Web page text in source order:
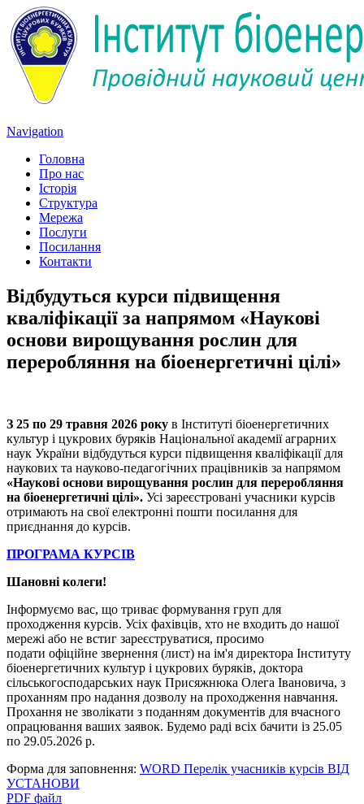
Navigation
Головна
Про нас
Історія
Структура
Мережа
Послуги
Посилання
Контакти
Відбудуться курси підвищення
кваліфікації за напрямом «Наукові
основи вирощування рослин для
переробляння на біоенергетичні цілі»
З 25 по 29 травня 2026 року в Інституті біоенергетичних
культур і цукрових буряків Національної академії аграрних
наук України відбудуться курси підвищення кваліфікації для
наукових та науково-педагогічних працівників за напрямом
«Наукові основи вирощування рослин для переробляння
на біоенергетичні цілі». Усі зареєстровані учасники курсів
отримають на свої електронні пошти посилання для
приєднання до курсів.
ПРОГРАМА КУРСІВ
Шановні колеги!
Інформуємо вас, що триває формування груп для
проходження курсів. Усіх фахівців, хто не входить до нашої
мережі або не встиг зареєструватися, просимо
подати офіційне звернення (лист) на ім'я директора Інституту
біоенергетичних культур і цукрових буряків, доктора
сільськогосподарських наук Присяжнюка Олега Івановича, з
проханням про надання дозволу на проходження навчання.
Прохання не зволікати з поданням документів для вчасного
опрацювання ваших заявок. Будемо раді всіх бачити із 25.05
по 29.05.2026 р.
Форма для заповнення: WORD Перелік учасників курсів ВІД
УСТАНОВИ
PDF файл